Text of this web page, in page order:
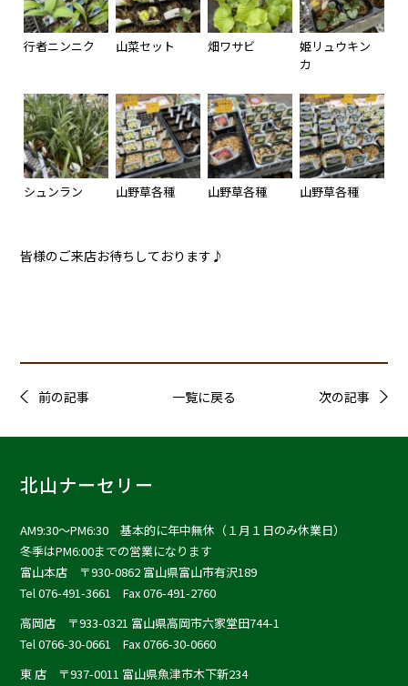
行者ニンニク 山菜セット 畑ワサビ
姫リュウキン
カ
シュンラン 山野草各種 山野草各種 山野草各種
皆様のご来店お待ちしております♪
前の記事 一覧に戻る 次の記事
北山ナーセリー
AM9:30〜PM6:30 基本的に年中無休（１月１日のみ休業日）
冬季はPM6:00までの営業になります
富山本店
〒930-0862 富山県富山市有沢189
Tel 076-491-3661 Fax 076-491-2760
高岡店
〒933-0321 富山県高岡市六家堂田744-1
Tel 0766-30-0661 Fax 0766-30-0660
東 店
〒937-0011 富山県魚津市木下新234